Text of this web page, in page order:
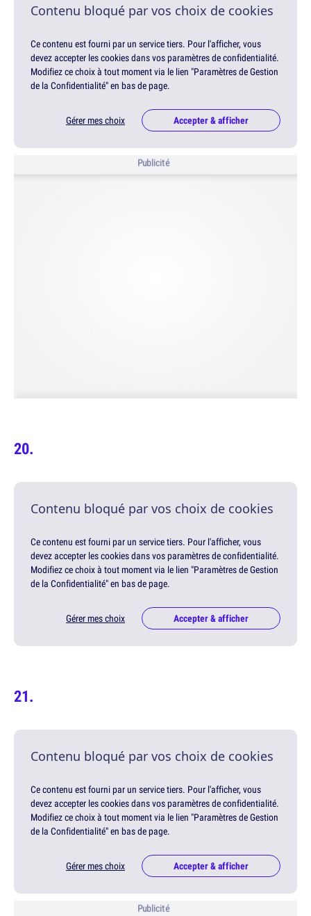
Contenu bloqué par vos choix de cookies
Ce contenu est fourni par un service tiers. Pour l'afficher, vous
devez accepter les cookies dans vos paramètres de confidentialité.
Modifiez ce choix à tout moment via le lien "Paramètres de Gestion
de la Confidentialité" en bas de page.
Gérer mes choix Accepter & afficher
Publicité
Contenu bloqué par vos choix de cookies
Ce contenu est fourni par un service tiers. Pour l'afficher, vous
devez accepter les cookies dans vos paramètres de confidentialité.
Modifiez ce choix à tout moment via le lien "Paramètres de Gestion
de la Confidentialité" en bas de page.
Gérer mes choix Accepter & afficher
Contenu bloqué par vos choix de cookies
Ce contenu est fourni par un service tiers. Pour l'afficher, vous
devez accepter les cookies dans vos paramètres de confidentialité.
Modifiez ce choix à tout moment via le lien "Paramètres de Gestion
de la Confidentialité" en bas de page.
Gérer mes choix Accepter & afficher
Publicité